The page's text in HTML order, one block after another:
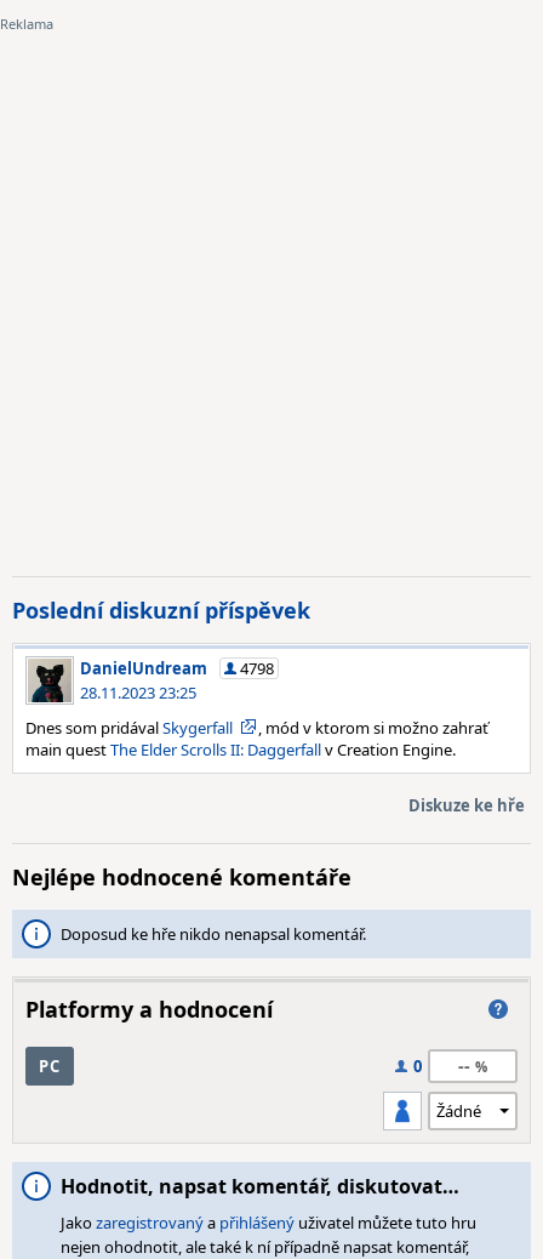
Poslední diskuzní příspěvek
DanielUndream
4798
28.11.2023 23:25
Dnes som pridávalSkygerfall
, mód v ktorom si možno zahrať
main questThe Elder Scrolls II: Daggerfallv Creation Engine.
Diskuze ke hře
Nejlépe hodnocené komentáře
Doposud ke hře nikdo nenapsal komentář.
Platformy a hodnocení
PC 0 --
Hodnotit, napsat komentář, diskutovat…
Jakozaregistrovanýa přihlášený uživatel můžete tuto hru
nejen ohodnotit, ale také k ní případně napsat komentář,